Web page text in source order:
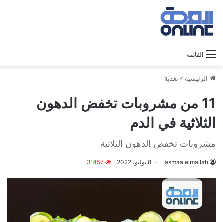
القائمة
الرئيسية » تغذية
11 من مشروبات تخفض الدهون
الثلاثية في الدم
مشروبات تخفض الدهون الثلاثية
asmaa elmallah 8 يوليو، 2022 3٬457